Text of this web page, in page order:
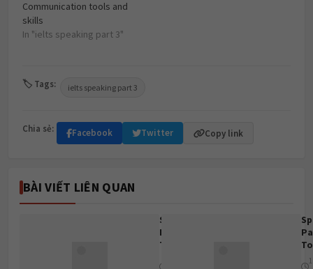
Communication tools and
skills
In "ielts speaking part 3"
🏷 Tags: ielts speaking part 3
Chia sẻ: Facebook Twitter Copy link
BÀI VIẾT LIÊN QUAN
Speaking
Part 3
Topic: